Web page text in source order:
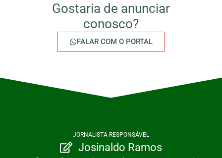
Gostaria de anunciar
conosco?
FALAR COM O PORTAL
JORNALISTA RESPONSÁVEL
Josinaldo Ramos